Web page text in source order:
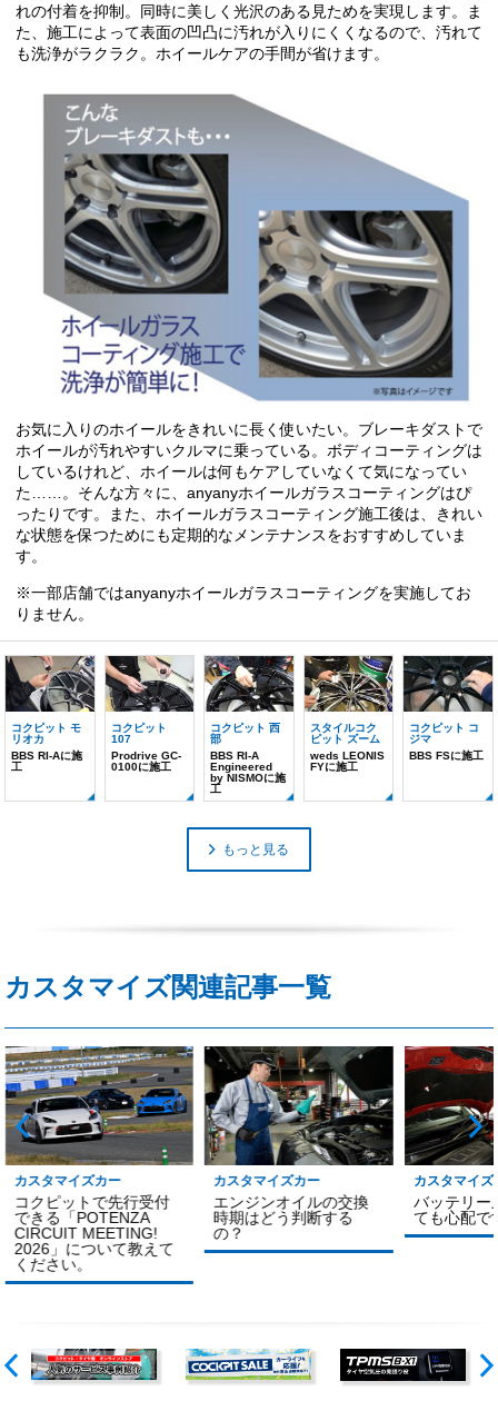
れの付着を抑制。同時に美しく光沢のある見ためを実現します。ま
た、施工によって表面の凹凸に汚れが入りにくくなるので、汚れて
も洗浄がラクラク。ホイールケアの手間が省けます。
お気に入りのホイールをきれいに長く使いたい。ブレーキダストで
ホイールが汚れやすいクルマに乗っている。ボディコーティングは
しているけれど、ホイールは何もケアしていなくて気になってい
た……。そんな方々に、anyanyホイールガラスコーティングはぴ
ったりです。また、ホイールガラスコーティング施工後は、きれい
な状態を保つためにも定期的なメンテナンスをおすすめしていま
す。
※一部店舗ではanyanyホイールガラスコーティングを実施してお
りません。
コクピット モ
リオカ
BBS RI-Aに施
工
コクピット
107
Prodrive GC-
0100に施工
コクピット 西
部
BBS RI-A
Engineered
by NISMOに施
工
スタイルコク
ピット ズーム
weds LEONIS
FYに施工
コクピット コ
ジマ
BBS FSに施工
もっと見る
カスタマイズ関連記事一覧
カスタマイズカー
コクピットで先行受付
できる「POTENZA
CIRCUIT MEETING!
2026」について教えて
ください。
カスタマイズカー
エンジンオイルの交換
時期はどう判断する
の？
カスタマイズ
バッテリー
ても心配で